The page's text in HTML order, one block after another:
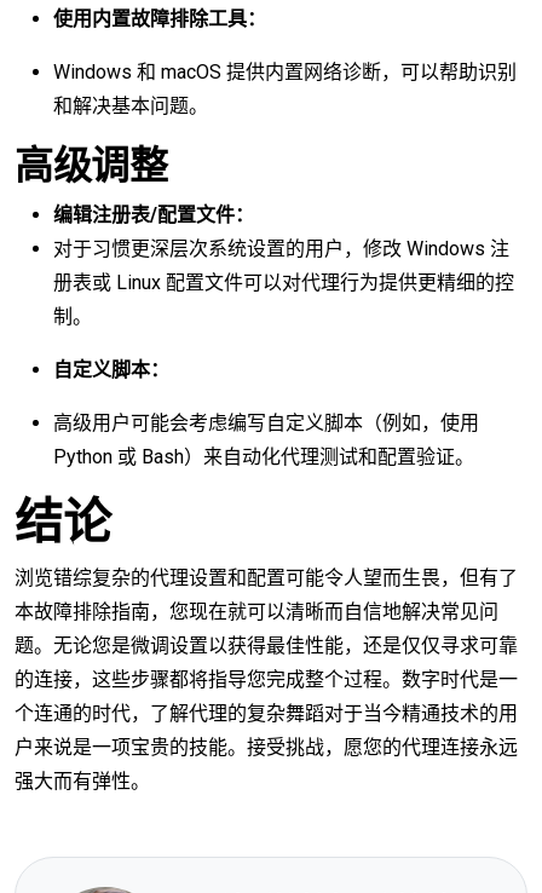
使用内置故障排除工具：
Windows 和 macOS 提供内置网络诊断，可以帮助识别
和解决基本问题。
高级调整
编辑注册表/配置文件：
对于习惯更深层次系统设置的用户，修改 Windows 注
册表或 Linux 配置文件可以对代理行为提供更精细的控
制。
自定义脚本：
高级用户可能会考虑编写自定义脚本（例如，使用
Python 或 Bash）来自动化代理测试和配置验证。
结论
浏览错综复杂的代理设置和配置可能令人望而生畏，但有了
本故障排除指南，您现在就可以清晰而自信地解决常见问
题。无论您是微调设置以获得最佳性能，还是仅仅寻求可靠
的连接，这些步骤都将指导您完成整个过程。数字时代是一
个连通的时代，了解代理的复杂舞蹈对于当今精通技术的用
户来说是一项宝贵的技能。接受挑战，愿您的代理连接永远
强大而有弹性。